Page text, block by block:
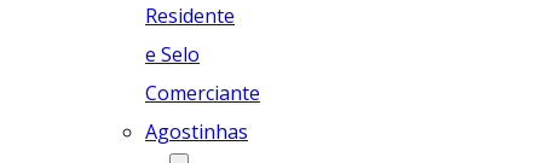
Residente
e Selo
Comerciante
Agostinhas